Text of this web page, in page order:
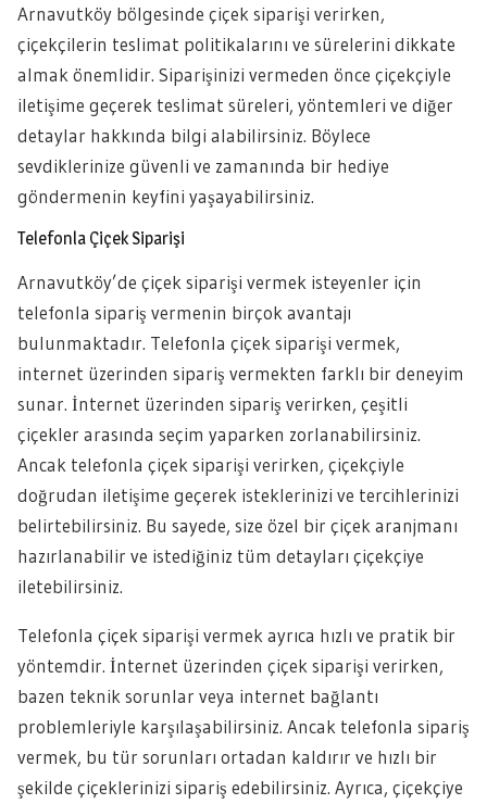
Arnavutköy bölgesinde çiçek siparişi verirken,
çiçekçilerin teslimat politikalarını ve sürelerini dikkate
almak önemlidir. Siparişinizi vermeden önce çiçekçiyle
iletişime geçerek teslimat süreleri, yöntemleri ve diğer
detaylar hakkında bilgi alabilirsiniz. Böylece
sevdiklerinize güvenli ve zamanında bir hediye
göndermenin keyfini yaşayabilirsiniz.
Telefonla Çiçek Siparişi
Arnavutköy’de çiçek siparişi vermek isteyenler için
telefonla sipariş vermenin birçok avantajı
bulunmaktadır. Telefonla çiçek siparişi vermek,
internet üzerinden sipariş vermekten farklı bir deneyim
sunar. İnternet üzerinden sipariş verirken, çeşitli
çiçekler arasında seçim yaparken zorlanabilirsiniz.
Ancak telefonla çiçek siparişi verirken, çiçekçiyle
doğrudan iletişime geçerek isteklerinizi ve tercihlerinizi
belirtebilirsiniz. Bu sayede, size özel bir çiçek aranjmanı
hazırlanabilir ve istediğiniz tüm detayları çiçekçiye
iletebilirsiniz.
Telefonla çiçek siparişi vermek ayrıca hızlı ve pratik bir
yöntemdir. İnternet üzerinden çiçek siparişi verirken,
bazen teknik sorunlar veya internet bağlantı
problemleriyle karşılaşabilirsiniz. Ancak telefonla sipariş
vermek, bu tür sorunları ortadan kaldırır ve hızlı bir
şekilde çiçeklerinizi sipariş edebilirsiniz. Ayrıca, çiçekçiye